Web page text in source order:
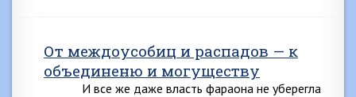
От междоусобиц и распадов — к
объединеню и могуществу
И все же даже власть фараона не уберегла